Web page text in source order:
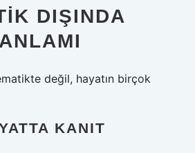
DIŞINDA
değil, hayatın birçok
KANIT